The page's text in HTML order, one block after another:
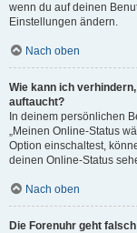
wenn du auf deinen
Einstellungen ändern.
Nach oben
Wie kann ich
auftaucht?
In deinem persönlichen
„Meinen Online-Status
Option einschaltest,
deinen Online-Status
Nach oben
Die Forenuhr geht